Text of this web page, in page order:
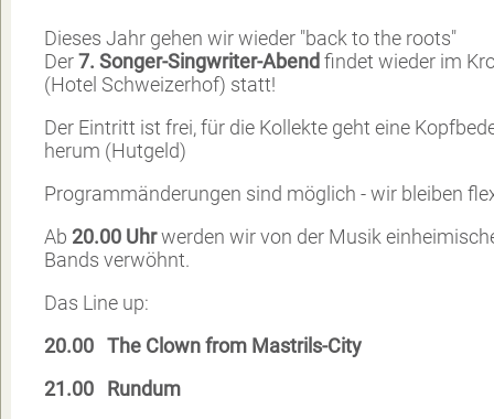
Dieses Jahr gehen wir wieder "back to the roots"
Der7. Songer-Singwriter-Abend findet wieder im
(Hotel Schweizerhof) statt!
Der Eintritt ist frei, für die Kollekte geht eine
herum (Hutgeld)
Programmänderungen sind möglich - wir bleiben
Ab 20.00 Uhrwerden wir von der Musik
Bands verwöhnt.
Das Line up:
20.00 The Clown from Mastrils-City
21.00 Rundum